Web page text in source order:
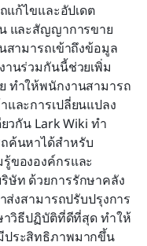
แก้ไขและอัปเดต
และสัญญาการขาย
สามารถเข้าถึงข้อมูล
านร่วมกันนี้ช่วยเพิ่ม
ทำให้พนักงานสามารถ
ละการเปลี่ยนแปลง
วกัน Lark Wiki ทำ
ค้นหาได้สำหรับ
ขององค์กรและ
ษัท ด้วยการรักษาคลัง
ส่งสามารถปรับปรุงการ
าวิธีปฏิบัติที่ดีที่สุด ทำให้
ประสิทธิภาพมากขึ้น